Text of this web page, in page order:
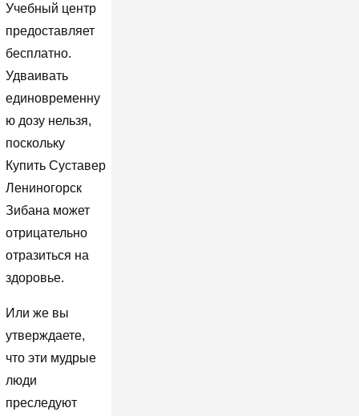
Учебный центр
предоставляет
бесплатно.
Удваивать
единовременну
ю дозу нельзя,
поскольку
Купить Суставер
Лениногорск
Зибана может
отрицательно
отразиться на
здоровье.
Или же вы
утверждаете,
что эти мудрые
люди
преследуют